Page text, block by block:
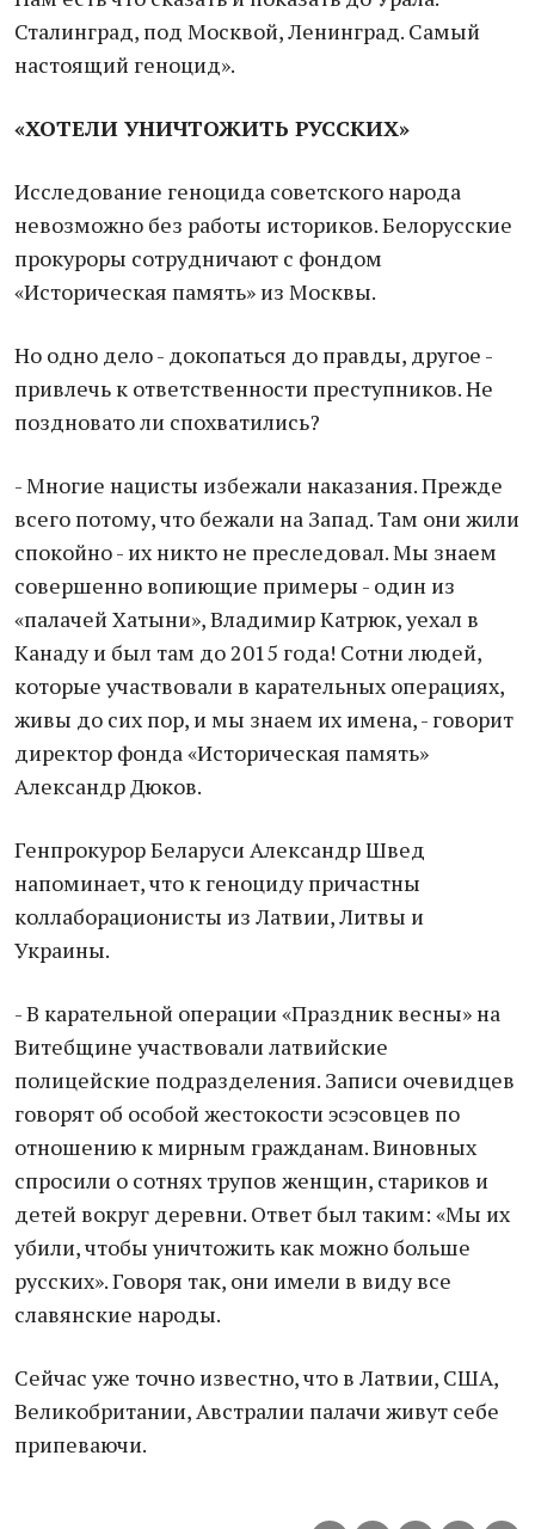
Сталинград, под Москвой, Ленинград. Самый
настоящий геноцид».
«ХОТЕЛИ УНИЧТОЖИТЬ РУССКИХ»
Исследование геноцида советского народа
невозможно без работы историков. Белорусские
прокуроры сотрудничают с фондом
«Историческая память» из Москвы.
Но одно дело - докопаться до правды, другое -
привлечь к ответственности преступников. Не
поздновато ли спохватились?
- Многие нацисты избежали наказания. Прежде
всего потому, что бежали на Запад. Там они жили
спокойно - их никто не преследовал. Мы знаем
совершенно вопиющие примеры - один из
«палачей Хатыни», Владимир Катрюк, уехал в
Канаду и был там до 2015 года! Сотни людей,
которые участвовали в карательных операциях,
живы до сих пор, и мы знаем их имена, - говорит
директор фонда «Историческая память»
Александр Дюков.
Генпрокурор Беларуси Александр Швед
напоминает, что к геноциду причастны
коллаборационисты из Латвии, Литвы и
Украины.
- В карательной операции «Праздник весны» на
Витебщине участвовали латвийские
полицейские подразделения. Записи очевидцев
говорят об особой жестокости эсэсовцев по
отношению к мирным гражданам. Виновных
спросили о сотнях трупов женщин, стариков и
детей вокруг деревни. Ответ был таким: «Мы их
убили, чтобы уничтожить как можно больше
русских». Говоря так, они имели в виду все
славянские народы.
Сейчас уже точно известно, что в Латвии, США,
Великобритании, Австралии палачи живут себе
припеваючи.